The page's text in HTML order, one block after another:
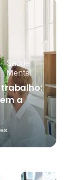
Saúde
Mental
a